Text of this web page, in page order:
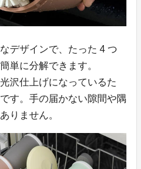
デザインで、たった 4 つ
単に分解できます。
沢仕上げになっているた
す。手の届かない隙間や隅
りません。